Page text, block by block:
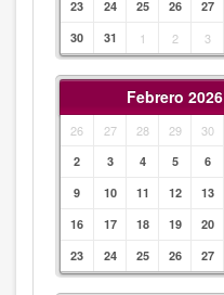
23
24 25 26 27
30
31 1 2 3
Febrero 2026
26 27 28 29 30
2
3 4 5 6
9
10 11 12 13
16
17 18 19 20
23
24 25 26 27